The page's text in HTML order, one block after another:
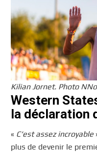
Kilian Jornet. Photo
Western
la déclaration
« C’est assez incroyable
plus de devenir le